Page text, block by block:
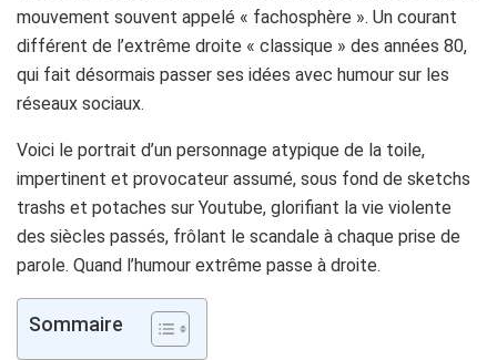
mouvement souvent appelé « fachosphère ». Un courant
différent de l’extrême droite « classique » des années 80,
qui fait désormais passer ses idées avec humour sur les
réseaux sociaux.
Voici le portrait d’un personnage atypique de la toile,
impertinent et provocateur assumé, sous fond de sketchs
trashs et potaches sur Youtube, glorifiant la vie violente
des siècles passés, frôlant le scandale à chaque prise de
parole. Quand l’humour extrême passe à droite.
Sommaire